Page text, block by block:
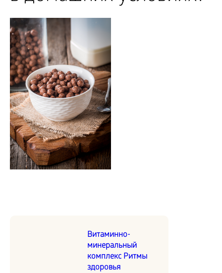
Витаминно-
минеральный
комплекс Ритмы
здоровья